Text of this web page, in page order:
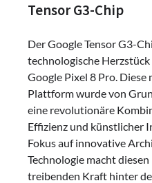
Tensor G3-Chip
Der Google Tensor G3-
technologische
Google Pixel 8 Pro. Diese
Plattform wurde von
eine revolutionäre
Effizienz und künstlicher
Fokus auf innovative
Technologie macht
treibenden Kraft hinter